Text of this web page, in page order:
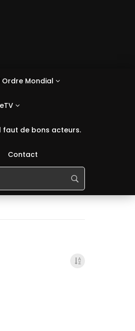
Ordre Mondial
faut de bons acteurs.
Contact